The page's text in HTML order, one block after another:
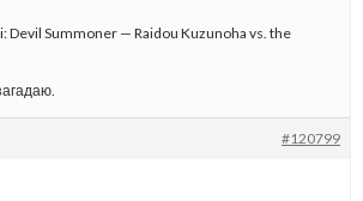
Devil Summoner — Raidou Kuzunoha vs. the
#120799